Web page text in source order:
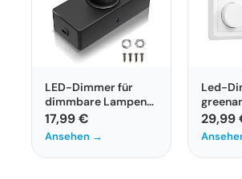
LED-Dimmer für
dimmbare Lampen
220-240VAC von
VIPMOON
17,99 €
Ansehen →
Led-
für
29,99